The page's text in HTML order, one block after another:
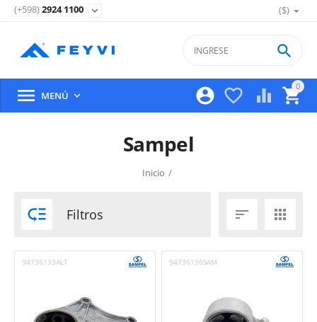
($)
(+598)2924 1100 expand_more
0

 


 MENÚ 
Sampel
Inicio /
 Filtros  
94736133ALT 94736136SAM